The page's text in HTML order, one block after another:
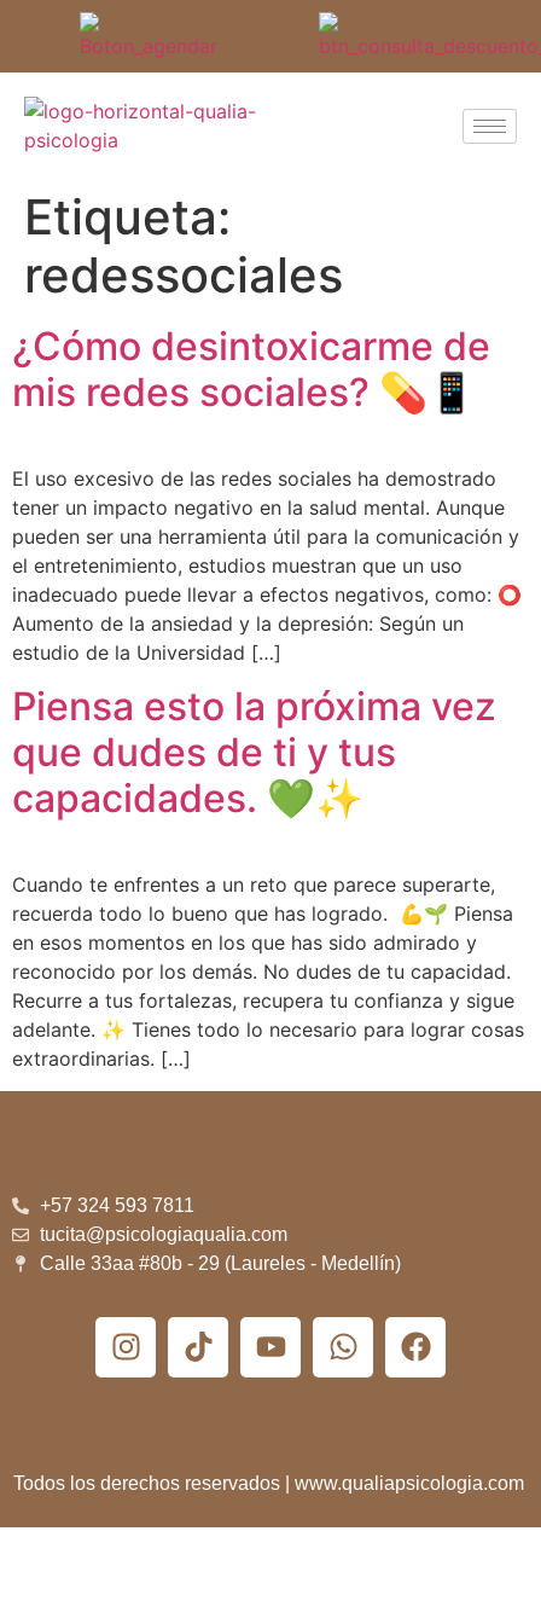
Etiqueta:
redessociales
¿Cómo desintoxicarme de
mis redes sociales? 💊📱
El uso excesivo de las redes sociales ha demostrado
tener un impacto negativo en la salud mental. Aunque
pueden ser una herramienta útil para la comunicación y
el entretenimiento, estudios muestran que un uso
inadecuado puede llevar a efectos negativos, como: ⭕
Aumento de la ansiedad y la depresión: Según un
estudio de la Universidad […]
Piensa esto la próxima vez
que dudes de ti y tus
capacidades. 💚✨
Cuando te enfrentes a un reto que parece superarte,
recuerda todo lo bueno que has logrado. 💪🌱 Piensa
en esos momentos en los que has sido admirado y
reconocido por los demás. No dudes de tu capacidad.
Recurre a tus fortalezas, recupera tu confianza y sigue
adelante. ✨ Tienes todo lo necesario para lograr cosas
extraordinarias. […]
+57 324 593 7811
tucita@psicologiaqualia.com
Calle 33aa #80b - 29 (Laureles - Medellín)
Todos los derechos reservados | www.qualiapsicologia.com